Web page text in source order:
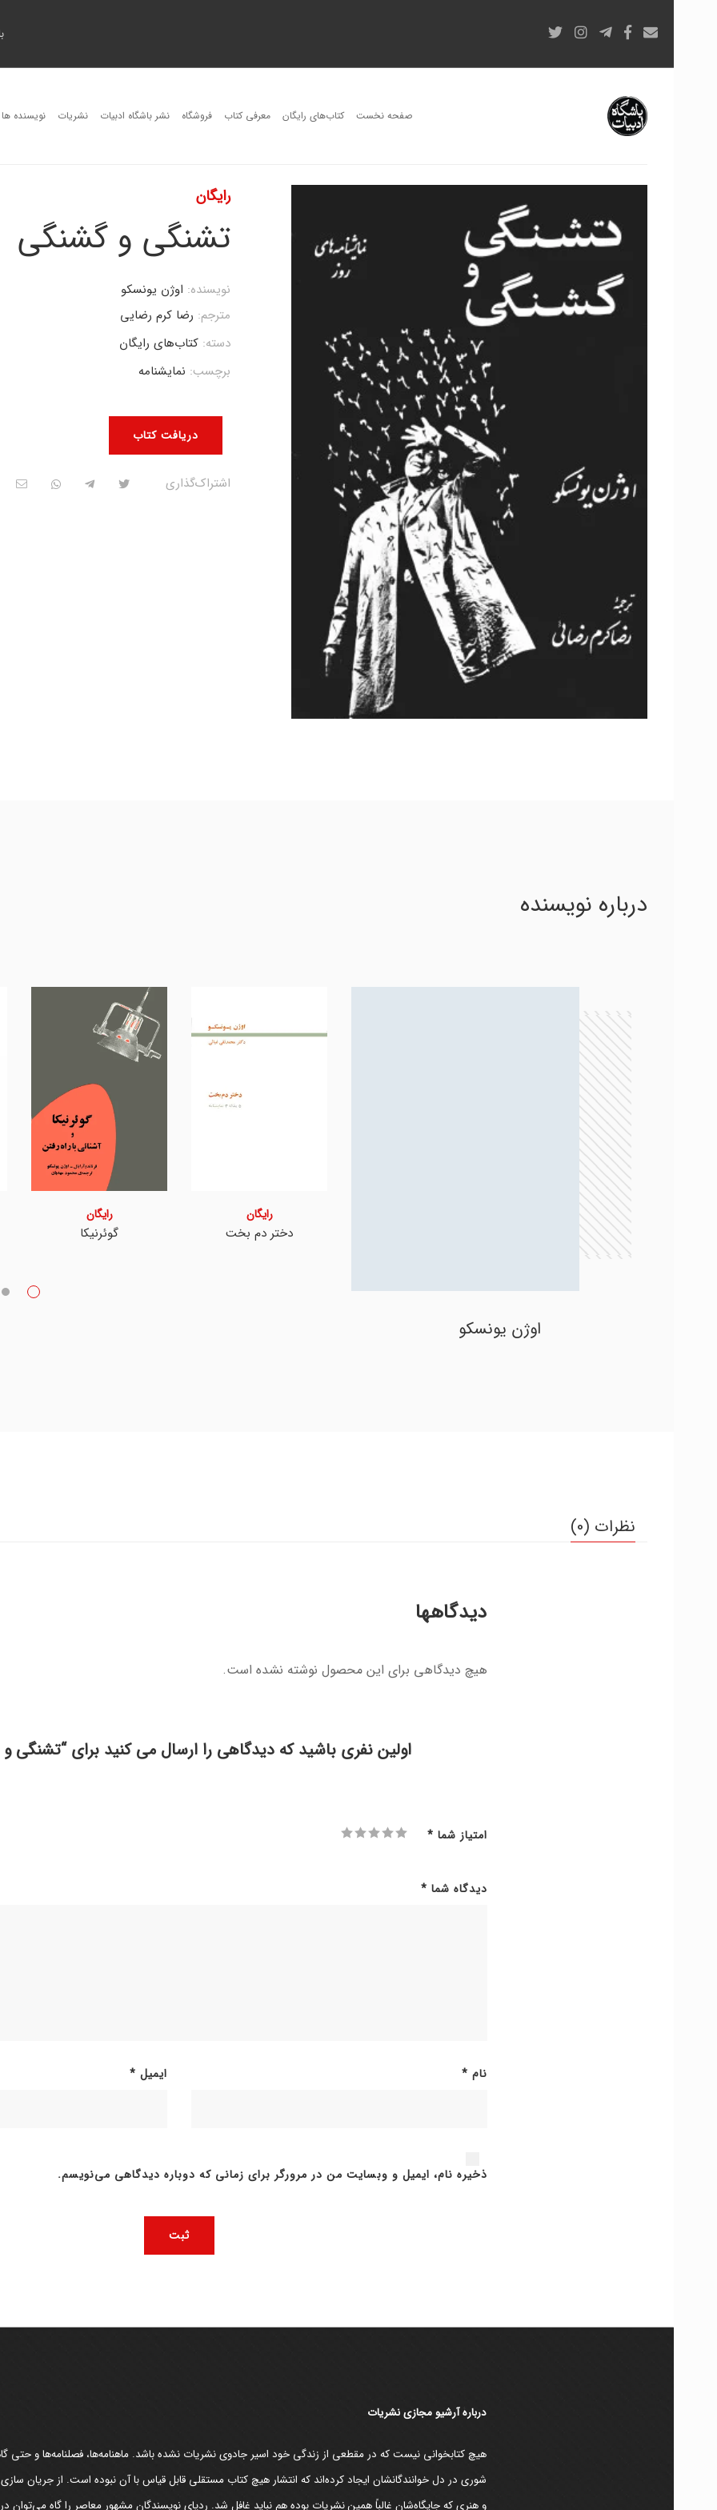
صفحه نخست کتاب‌های رایگان معرفی کتاب فروشگاه نشر باشگاه ادبیات نشریات نویسنده ها
رایگان
تشنگی و گشنگی
دریافت کتاب
نویسنده: اوژن یونسکو
مترجم: رضا کرم رضایی
دسته: کتاب‌های رایگان
برچسب: نمایشنامه
اشتراک‌گذاری
درباره نویسنده
اوژن یونسکو
دختر دم بخت
رایگان
گوئرنیکا
رایگان
نظرات (0)
دیدگاهها
هیچ دیدگاهی برای این محصول نوشته نشده است.
اولین نفری باشید که دیدگاهی را ارسال می کنید برای “تشنگی
امتیاز شما *
دیدگاه شما *
نام * ایمیل *
ذخیره نام، ایمیل و وبسایت من در مرورگر برای زمانی که دوباره دیدگاهی می‌نویسم.
دربارۀ آرشیو مجازی نشریات
هیچ کتابخوانی نیست که در مقطعی از زندگی خود اسیر جادوی نشریات نشده باشد. ماهنامه‌ها، فصلنامه‌ها و حتی
شوری در دل خوانندگانشان ایجاد کرده‌اند که انتشار هیچ کتاب مستقلی قابل قیاس با آن نبوده است. از جریان
و هنری که جایگاه‌شان غالباً همین نشریات بوده هم نباید غافل شد. ردپای نویسندگان مشهور معاصر را گاه می‌توان